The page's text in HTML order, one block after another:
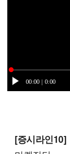
00:00 0:00
[증시라인10]